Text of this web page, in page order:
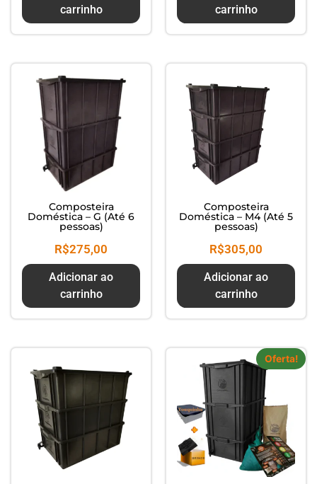
carrinho
carrinho
Composteira
Doméstica – G (Até 6
pessoas)
R$275,00
Adicionar ao
carrinho
Composteira
Doméstica – M4 (Até 5
pessoas)
R$305,00
Adicionar ao
carrinho
Oferta!